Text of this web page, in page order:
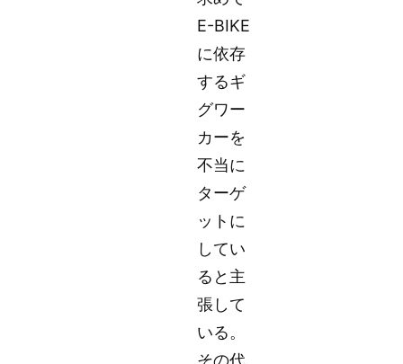
E-BIKE
に依存
するギ
グワー
カーを
不当に
ターゲ
ットに
してい
ると主
張して
いる。
その代